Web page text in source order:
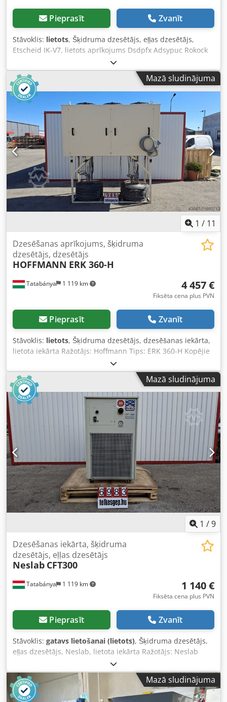
Pieprasīt Zvanīt
Stāvoklis: lietots, Šķidruma dzesētājs, eļļas dzesētājs,
Etscheid IK-V7, lietots aprīkojums Dsdpfx Adsypuc Rokock
Ražotājs: Etscheid Tips: IK-V7 Dzesēšanas jauda: 1,8 COP
Aukstumaģents: R134a Elektriskie dati: 400 V; 4,7 kW; 6,5 A
Darba spiediens: 20 bar Izgatavošanas gads: 2002 Kopējie
izmēri: Garums: 900 mm Platums: 900 mm Augstums: 1350
mm Svars: 205 kg
Mazā sludinājuma
1 / 11
Tatabánya 1 119 km
Dzesēšanas aprīkojums, šķidruma
dzesētājs, dzesētājs
HOFFMANN ERK 360-H
4 457 €
Fiksēta cena plus PVN
Pieprasīt Zvanīt
Stāvoklis: lietots, Šķidruma dzesētājs, dzesēšanas iekārta,
lietota iekārta Ražotājs: Hoffmann Tips: ERK 360-H Kopējie
izmēri: Platums: 2200 mm Dziļums: 1000 mm Augstums:
2450 mm Izgatavošanas gads: 1996 Dcodpfx Ajyzywljdksk
Dzesēšanas jauda: 36 000 kcal/h Aukstumaģents: R134A –
20 kg Maks. darba spiediens: 17 bāri Elektriskie dati: 400V;
17 kW
Mazā sludinājuma
1 /9
Tatabánya 1 119 km
Dzesēšanas iekārta, šķidruma
dzesētājs, eļļas dzesētājs
Neslab CFT300
1 140 €
Fiksēta cena plus PVN
Pieprasīt Zvanīt
Stāvoklis: gatavs lietošanai (lietots), Šķidruma dzesētājs,
eļļas dzesētājs, Neslab, lietota iekārta Ražotājs: Neslab
Tips: CFT300 Kopējie izmēri: 640 x 900 x 1090 mm
Elektriskie dati: 400 V, 50 Hz, 10 A Aukstumaģents: R22
Dzesēšanas jauda: 10,6 kW Regulējams temperatūras
diapazons: 5–35 °C Ūdens plūsmas ātrums: 75,7 l/min
Mazā sludinājuma